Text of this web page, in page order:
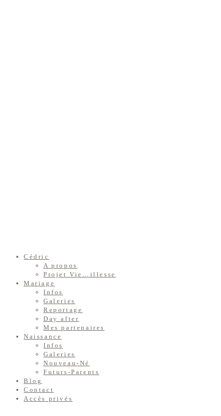
Cédric
A propos
Projet Vie…illesse
Mariage
Infos
Galeries
Reportage
Day after
Mes partenaires
Naissance
Infos
Galeries
Nouveau-Né
Futurs-Parents
Blog
Contact
Accès privés